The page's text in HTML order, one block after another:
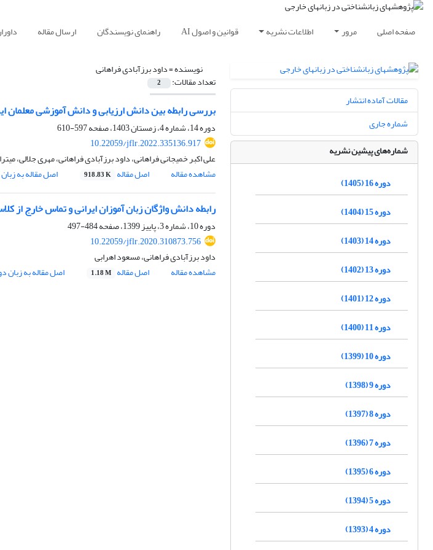
صفحه اصلی مرور اطلاعات نشریه قوانین و اصول AI راهنمای نویسندگان ارسال مقاله
نویسنده =داود برزآبادی فراهانی
تعداد مقالات: 2
بررسی رابطه بین دانش ارزیابی و دانش آموزشی معلمان
دوره 14، شماره 4، زمستان 1403، صفحه
597-610
10.22059/jflr.2022.335136.917
علی اکبر خمیجانی فراهانی، داود برزآبادی فراهانی، مهری جلالی،
مشاهده مقاله
اصل مقاله 918.83 K اصل مقاله به
رابطه دانش واژگان زبان آموزان ایرانی و تماس خارج از
دوره 10، شماره 3، پاییز 1399، صفحه
484-497
10.22059/jflr.2020.310873.756
داود برزآبادی فراهانی، مسعود اهرابی
مشاهده مقاله
اصل مقاله 1.18 M اصل مقاله به زبان
مقالات آماده انتشار
شماره جاری
شماره‌های پیشین نشریه
دوره 16 (1405)
دوره 15 (1404)
دوره 14 (1403)
دوره 13 (1402)
دوره 12 (1401)
دوره 11 (1400)
دوره 10 (1399)
دوره 9 (1398)
دوره 8 (1397)
دوره 7 (1396)
دوره 6 (1395)
دوره 5 (1394)
دوره 4 (1393)